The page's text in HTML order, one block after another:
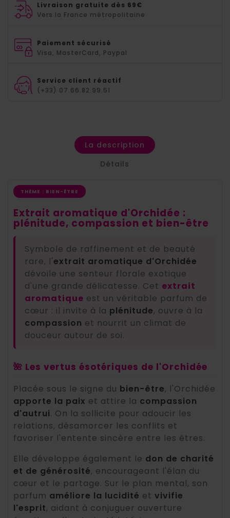
Livraison gratuite dès 69€
Vers la France métropolitaine
Paiement sécurisé
Visa, MasterCard, Paypal
Service client réactif
(+33) 07.66.82.99.51
La description
Détails
THÈME : BIEN-ÊTRE
Extrait aromatique d'Orchidée :
plénitude, compassion et bien-être
Symbole de raffinement et de beauté
rare, l'extrait aromatique d'Orchidée
dévoile une senteur florale exotique
d'une grande délicatesse. Cet extrait
aromatique est un véritable parfum de
cœur : il invite à la plénitude, ouvre à la
compassion et nourrit un climat de
douceur autour de soi.
🌺 Les vertus ésotériques de l'Orchidée
Placée sous le signe du bien-être, l'Orchidée
apporte la paix et attire la compassion
d'autrui. On la sollicite pour adoucir les
relations, désamorcer les conflits et
favoriser l'entente sincère entre les êtres.
Elle développe également le don de charité
et de générosité, encourageant l'élan du
cœur et le partage. Sur le plan mental, son
parfum améliore la lucidité et vivifie
l'esprit, aidant à conjuguer ouverture